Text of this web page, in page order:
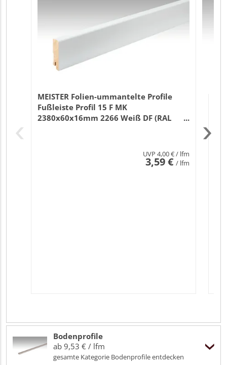
MEISTER Folien-ummantelte Profile
Fußleiste Profil 15 F MK
2380x60x16mm 2266 Weiß DF (RAL
UVP 4,00 €/ lfm
3,59 € / lfm
Bodenprofile
ab 9,53 € / lfm
gesamte Kategorie Bodenprofile entdecken